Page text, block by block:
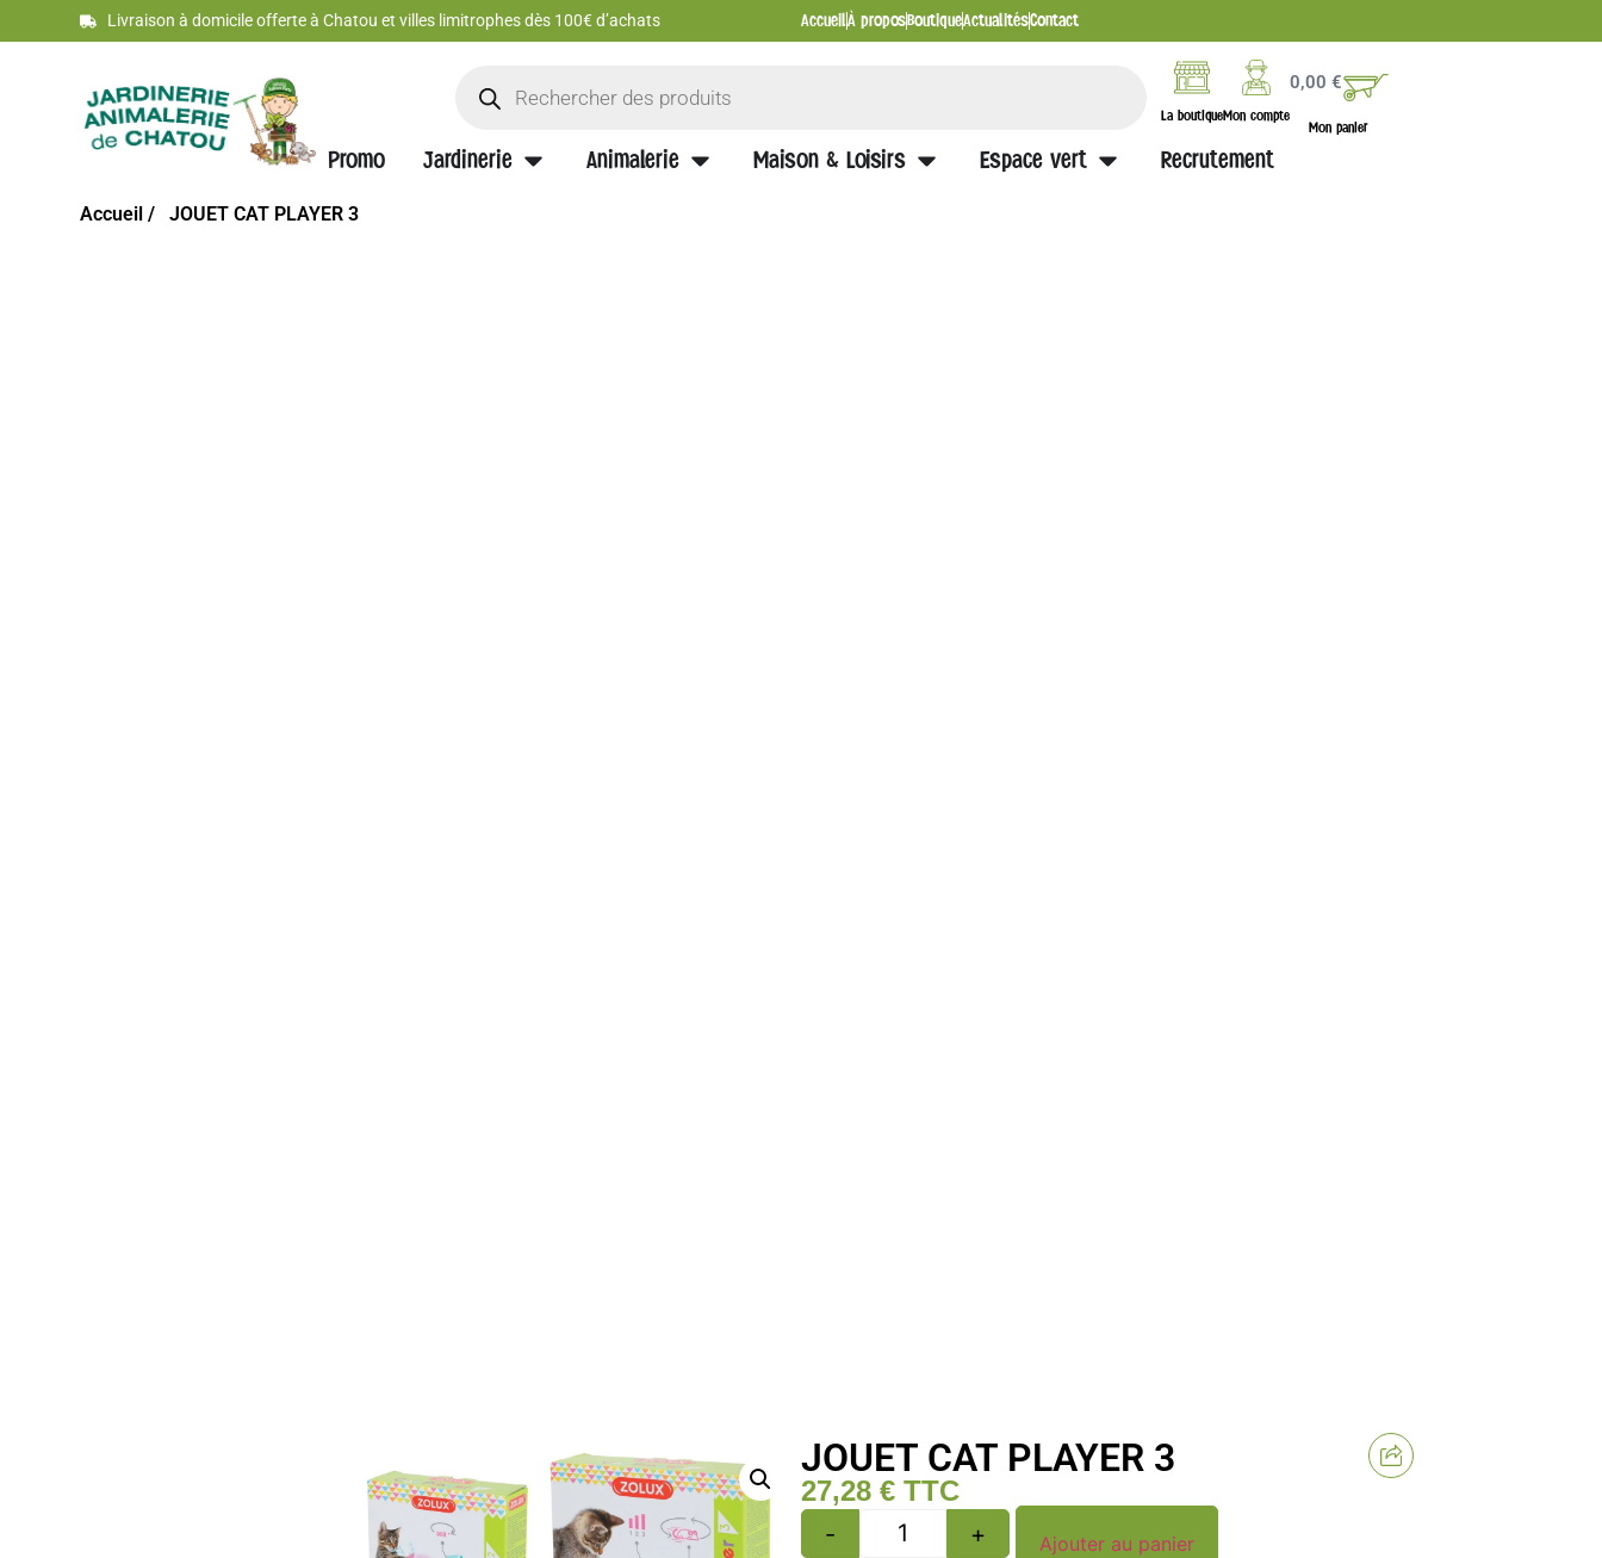
Livraison à domicile offerte à Chatou et villes limitrophes dès 100€ d’achats AccueilÀ proposBoutiqueActualitésContact
La boutiqueMon compte
0,00€
Mon panier
Promo Jardinerie Animalerie Maison & Loisirs Espace vert Recrutement
Accueil / JOUET CAT PLAYER 3
JOUET CAT PLAYER 3
27,28 €TTC
- + Ajouter au panier